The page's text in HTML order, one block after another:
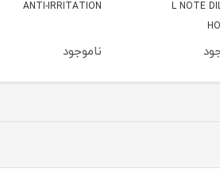
ANTI-
نارنجی 50میل
ناموجود